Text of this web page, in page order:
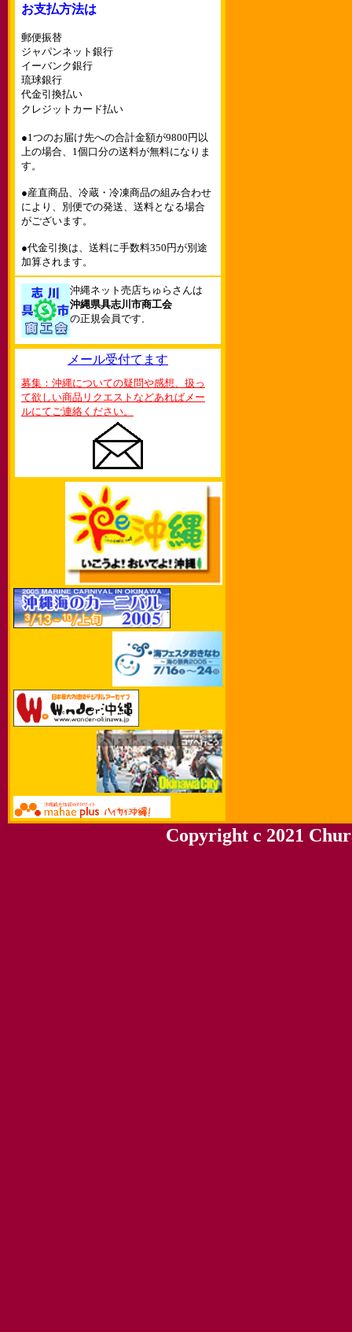
お支払方法は
郵便振替
ジャパンネット銀行
イーバンク銀行
琉球銀行
代金引換払い
クレジットカード払い
●1つのお届け先への合計金額が9800円以
上の場合、1個口分の送料が無料になりま
す。
●産直商品、冷蔵・冷凍商品の組み合わせ
により、別便での発送、送料となる場合
がございます。
●代金引換は、送料に手数料350円が別途
加算されます。
沖縄ネット売店ちゅらさんは
沖縄県具志川市商工会
の正規会員です
メール受付てます
募集：沖縄についての疑問や感想、扱っ
て欲しい商品リクエストなどあればメー
ルにてご連絡ください。
Copyright c 2021